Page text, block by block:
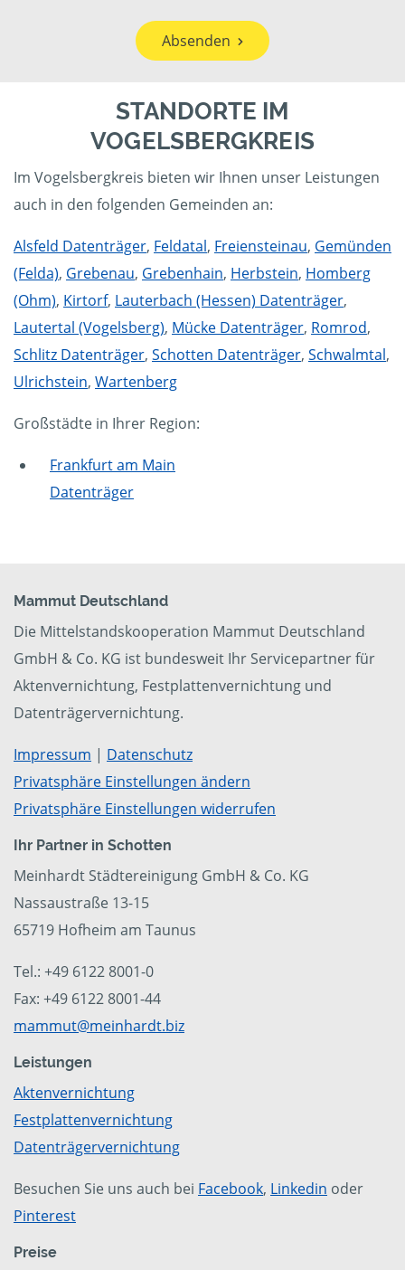
Absenden
STANDORTE IM
VOGELSBERGKREIS
Im Vogelsbergkreis bieten wir Ihnen unser Leistungen
auch in den folgenden Gemeinden an:
Alsfeld Datenträger, Feldatal, Freiensteinau, Gemünden
(Felda), Grebenau, Grebenhain, Herbstein, Homberg
(Ohm), Kirtorf, Lauterbach (Hessen) Datenträger,
Lautertal (Vogelsberg), Mücke Datenträger, Romrod,
Schlitz Datenträger, Schotten Datenträger, Schwalmtal,
Ulrichstein, Wartenberg
Großstädte in Ihrer Region:
Frankfurt am Main
Datenträger
Mammut Deutschland
Die Mittelstandskooperation Mammut Deutschland
GmbH & Co. KG ist bundesweit Ihr Servicepartner für
Aktenvernichtung, Festplattenvernichtung und
Datenträgervernichtung.
Impressum | Datenschutz
Privatsphäre Einstellungen ändern
Privatsphäre Einstellungen widerrufen
Ihr Partner in Schotten
Meinhardt Städtereinigung GmbH & Co. KG
Nassaustraße 13-15
65719 Hofheim am Taunus
Tel.: +49 6122 8001-0
Fax: +49 6122 8001-44
mammut@meinhardt.biz
Leistungen
Aktenvernichtung
Festplattenvernichtung
Datenträgervernichtung
Besuchen Sie uns auch bei Facebook, Linkedin oder
Pinterest
Preise